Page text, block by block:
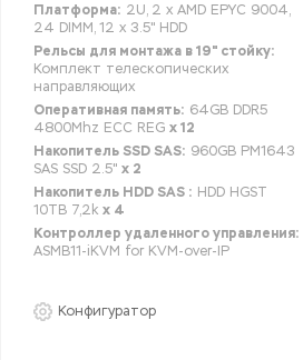
Платформа: 2U, 2 x AMD EPYC 9004,
24 DIMM, 12 x 3.5" HDD
Рельсы для монтажа в 19" стойку:
Комплект телескопических
направляющих
Оперативная память: 64GB DDR5
4800Mhz ECC REG x 12
Накопитель SSD SAS: 960GB PM1643
SAS SSD 2.5" x 2
Накопитель HDD SAS : HDD HGST
10TB 7,2k x 4
Контроллер удаленного управления:
ASMB11-iKVM for KVM-over-IP
Конфигуратор